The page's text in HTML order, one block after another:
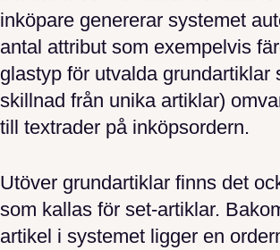
inköpare genererar systemet
antal attribut som exempelvis
glastyp för utvalda grundartiklar
skillnad från unika artiklar)
till textrader på inköpsordern.
Utöver grundartiklar finns det
som kallas för set-artiklar.
artikel i systemet ligger en